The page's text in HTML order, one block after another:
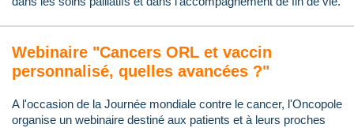
Webinaire "Cancers ORL et vaccin
personnalisé, quelles avancées ?"
A l'occasion de la Journée mondiale contre le cancer, l'Oncopole
organise un webinaire destiné aux patients et à leurs proches